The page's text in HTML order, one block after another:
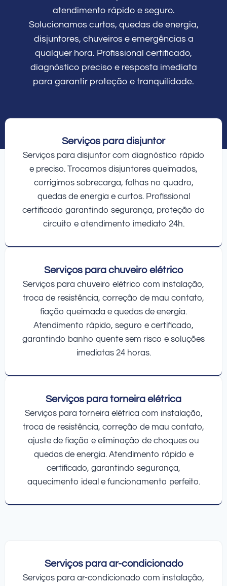
atendimento rápido e seguro.
Solucionamos curtos, quedas de energia,
disjuntores, chuveiros e emergências a
qualquer hora. Profissional certificado,
diagnóstico preciso e resposta imediata
para garantir proteção e tranquilidade.
Serviços para disjuntor
Serviços para disjuntor com diagnóstico rápido
e preciso. Trocamos disjuntores queimados,
corrigimos sobrecarga, falhas no quadro,
quedas de energia e curtos. Profissional
certificado garantindo segurança, proteção do
circuito e atendimento imediato 24h.
Serviços para chuveiro elétrico
Serviços para chuveiro elétrico com instalação,
troca de resistência, correção de mau contato,
fiação queimada e quedas de energia.
Atendimento rápido, seguro e certificado,
garantindo banho quente sem risco e soluções
imediatas 24 horas.
Serviços para torneira elétrica
Serviços para torneira elétrica com instalação,
troca de resistência, correção de mau contato,
ajuste de fiação e eliminação de choques ou
quedas de energia. Atendimento rápido e
certificado, garantindo segurança,
aquecimento ideal e funcionamento perfeito.
Serviços para ar-condicionado
Serviços para ar-condicionado com instalação,